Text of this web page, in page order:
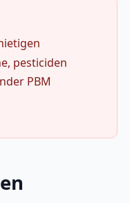
pesticiden
PBM